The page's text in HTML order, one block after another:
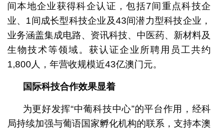
间本地企业获得科企认证，包括7间重点科技企
业、1间成长型科技企业及43间潜力型科技企业，
业务涵盖集成电路、资讯科技、中医药、新材料及
生物技术等领域。获认证企业所聘用员工共约
1,800人，年营收规模近43亿澳门元。
国际科技合作效果显着
为更好发挥“中葡科技中心”的平台作用，经科
局持续加强与葡语国家孵化机构的联系，支持本澳